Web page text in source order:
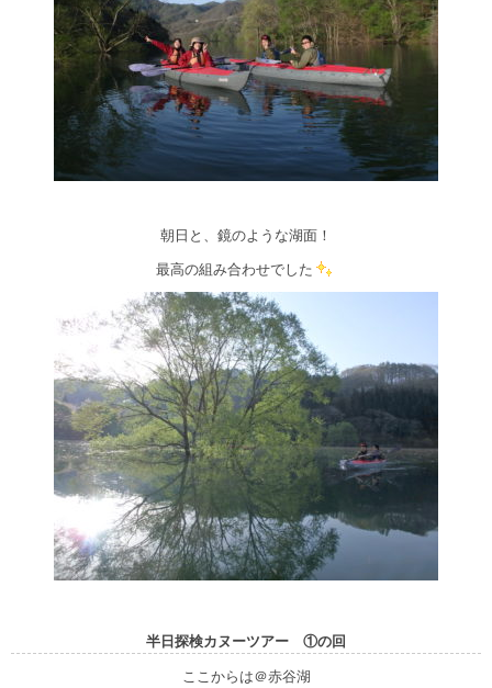
朝日と、鏡のような湖面！
最高の組み合わせでした
半日探検カヌーツアー ①の回
ここからは＠赤谷湖